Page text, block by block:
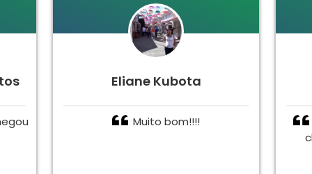
Eliane Kubota
Muito bom!!!!